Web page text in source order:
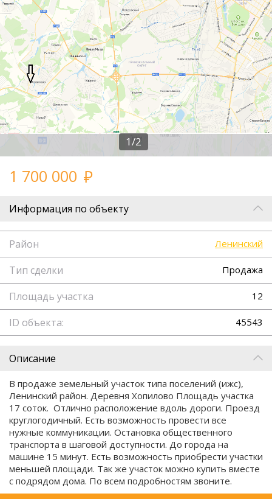
1/2
1 700 000
Информация по объекту
Район Ленинский
Тип сделки Продажа
Площадь участка 12
ID объекта: 45543
Описание
В продаже земельный участок типа поселений (ижс),
Ленинский район. Деревня Хопилово Площадь участка
17 соток. Отлично расположение вдоль дороги. Проезд
круглогодичный. Есть возможность провести все
нужные коммуникации. Остановка общественного
транспорта в шаговой доступности. До города на
машине 15 минут. Есть возможность приобрести участки
меньшей площади. Так же участок можно купить вместе
с подрядом дома. По всем подробностям звоните.